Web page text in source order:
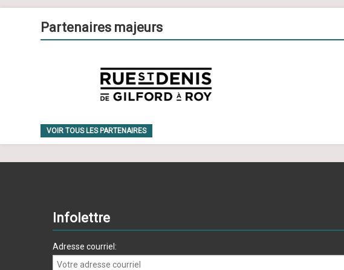
Partenaires majeurs
VOIR TOUS LES PARTENAIRES
Infolettre
Adresse courriel: